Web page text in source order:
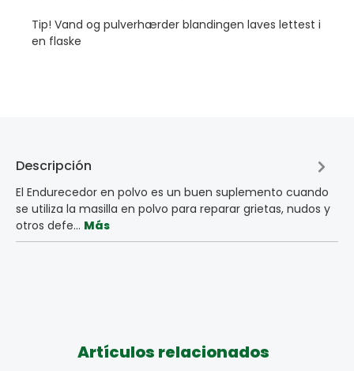
Tip! Vand og pulverhærder blandingen laves lettest i
en flaske
Descripción
El Endurecedor en polvo es un buen suplemento cuando
se utiliza la masilla en polvo para reparar grietas, nudos y
otros defe… Más
Artículos relacionados